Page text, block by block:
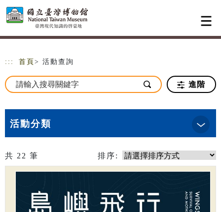
跳到主要內容
網站導覽
::: 首頁 > 活動查詢
進階
活動分類
共 22 筆 排序: